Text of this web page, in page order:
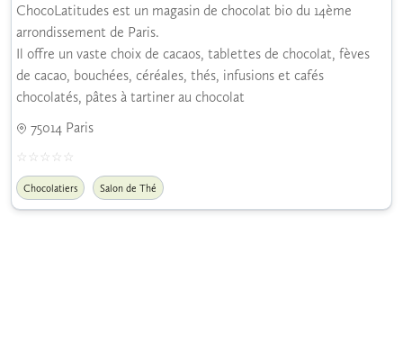
ChocoLatitudes est un magasin de chocolat bio du 14ème
arrondissement de Paris.
Il offre un vaste choix de cacaos, tablettes de chocolat, fèves
de cacao, bouchées, céréales, thés, infusions et cafés
chocolatés, pâtes à tartiner au chocolat
75014 Paris
Chocolatiers Salon de Thé